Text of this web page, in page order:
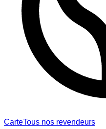
CarteTous nos revendeurs